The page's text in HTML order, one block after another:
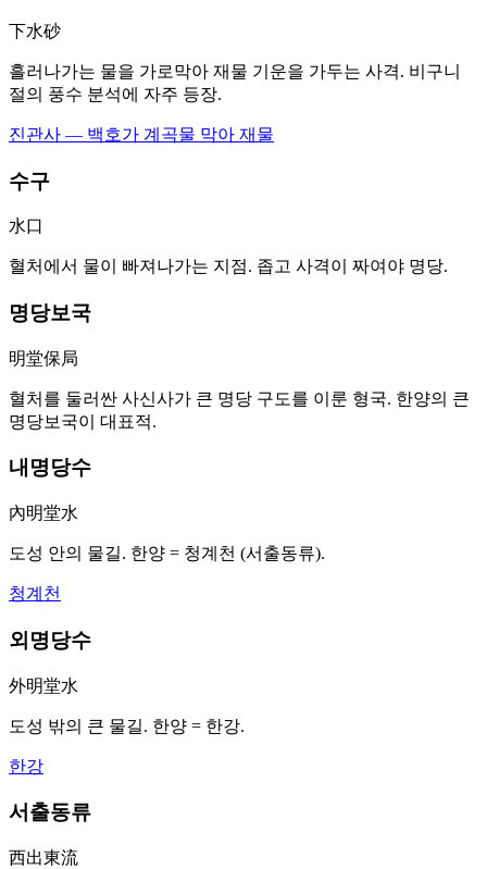
下水砂
흘러나가는 물을 가로막아 재물 기운을 가두는 사격. 비구니
절의 풍수 분석에 자주 등장.
진관사 — 백호가 계곡물 막아 재물
수구
水口
혈처에서 물이 빠져나가는 지점. 좁고 사격이 짜여야 명당.
명당보국
明堂保局
혈처를 둘러싼 사신사가 큰 명당 구도를 이룬 형국. 한양의 큰
명당보국이 대표적.
내명당수
內明堂水
도성 안의 물길. 한양 = 청계천 (서출동류).
청계천
외명당수
外明堂水
도성 밖의 큰 물길. 한양 = 한강.
한강
서출동류
西出東流